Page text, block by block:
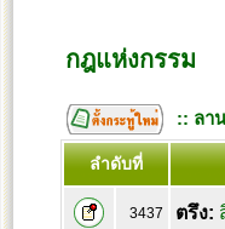
กฎแห่งกรรม
:: ลา
ลำดับที่
3437 ตรึง: